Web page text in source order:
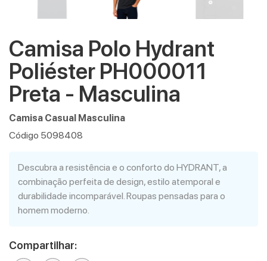
Camisa Polo Hydrant
Poliéster PH000011
Preta - Masculina
Camisa Casual Masculina
Código 5098408
Descubra a resistência e o conforto do HYDRANT, a
combinação perfeita de design, estilo atemporal e
durabilidade incomparável. Roupas pensadas para o
homem moderno.
Compartilhar: